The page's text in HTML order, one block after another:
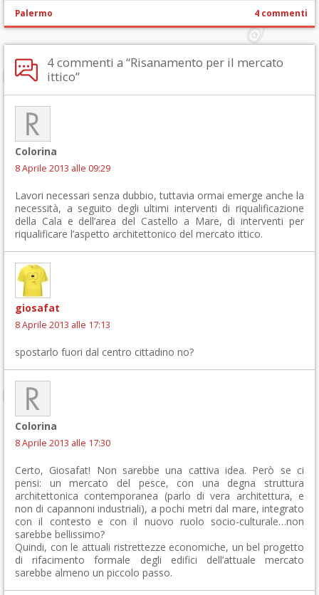
Palermo 4 commenti
4 commenti a “Risanamento per il mercato
ittico”
Colorina
8 Aprile 2013 alle 09:29
Lavori necessari senza dubbio, tuttavia ormai emerge anche la
necessità, a seguito degli ultimi interventi di riqualificazione
della Cala e dell’area del Castello a Mare, di interventi per
riqualificare l’aspetto architettonico del mercato ittico.
giosafat
8 Aprile 2013 alle 17:13
spostarlo fuori dal centro cittadino no?
Colorina
8 Aprile 2013 alle 17:30
Certo, Giosafat! Non sarebbe una cattiva idea. Però se ci
pensi: un mercato del pesce, con una degna struttura
architettonica contemporanea (parlo di vera architettura, e
non di capannoni industriali), a pochi metri dal mare, integrato
con il contesto e con il nuovo ruolo socio-culturale…non
sarebbe bellissimo?
Quindi, con le attuali ristrettezze economiche, un bel progetto
di rifacimento formale degli edifici dell’attuale mercato
sarebbe almeno un piccolo passo.